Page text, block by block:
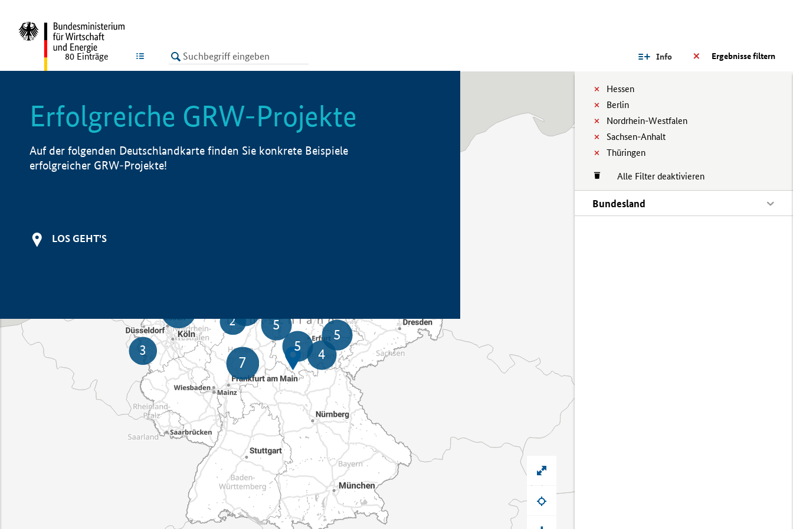
LISTE Ergebnisse filtern
Info
Hessen
Berlin
Nordrhein-Westfalen
Sachsen-Anhalt
Thüringen
Alle Filter deaktivieren
Bundesland
80 Einträge
Erfolgreiche GRW-Projekte
Auf der folgenden Deutschlandkarte finden Sie konkrete Beispiele
erfolgreicher GRW-Projekte!
LOS GEHT'S